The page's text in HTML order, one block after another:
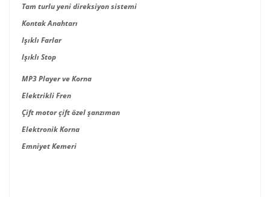
Tam turlu yeni direksiyon sistemi
Kontak Anahtarı
Işıklı Farlar
Işıklı Stop
MP3 Player ve Korna
Elektrikli Fren
Çift motor çift özel şanzıman
Elektronik Korna
Emniyet Kemeri